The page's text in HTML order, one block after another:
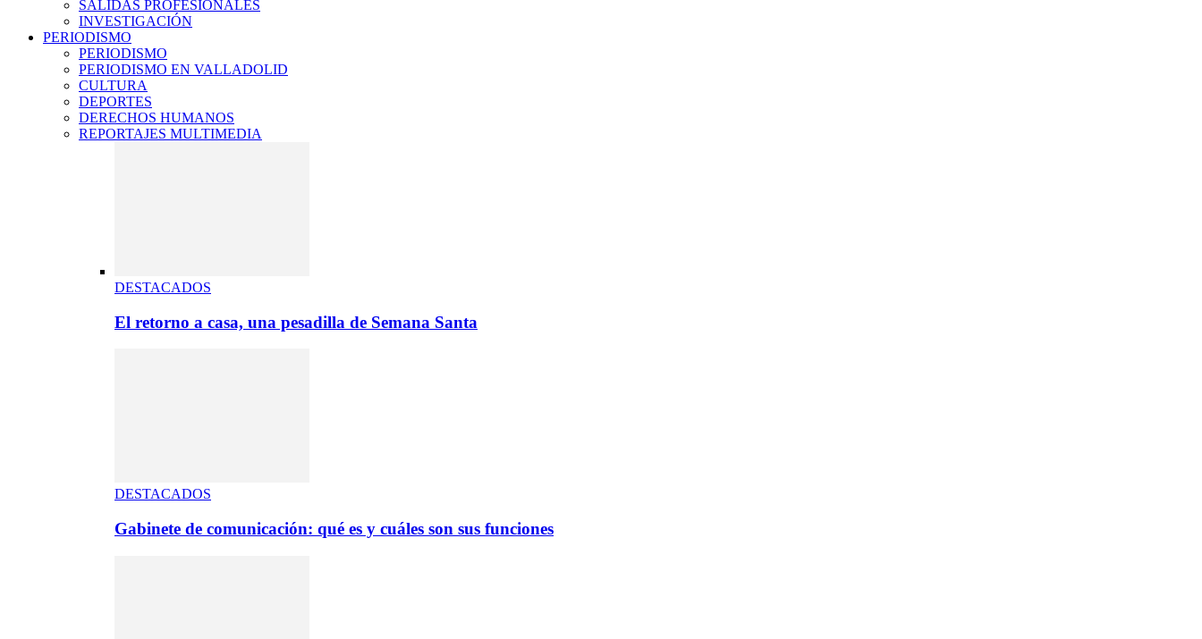
SALIDAS PROFESIONALES
INVESTIGACIÓN
PERIODISMO
PERIODISMO
PERIODISMO EN VALLADOLID
CULTURA
DEPORTES
DERECHOS HUMANOS
REPORTAJES MULTIMEDIA
DESTACADOS
El retorno a casa, una pesadilla de Semana Santa
DESTACADOS
Gabinete de comunicación: qué es y cuáles son sus funciones